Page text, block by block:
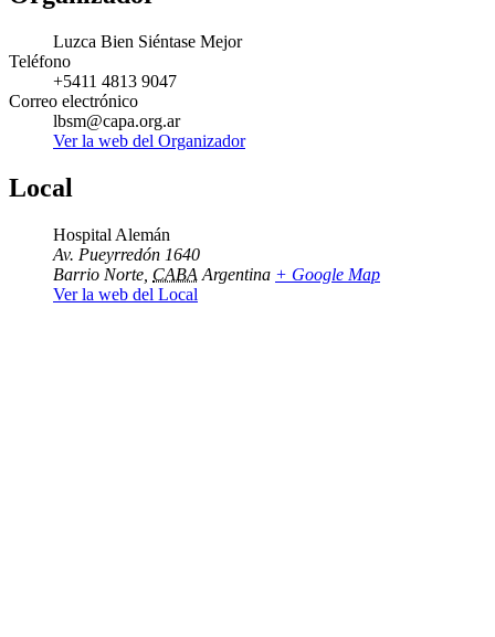
Luzca Bien Siéntase Mejor
Teléfono
+5411 4813 9047
Correo electrónico
lbsm@capa.org.ar
Ver la web del Organizador
Local
Hospital Alemán
Av. Pueyrredón 1640
Barrio Norte CABA Argentina + Google Map
Ver la web del Local